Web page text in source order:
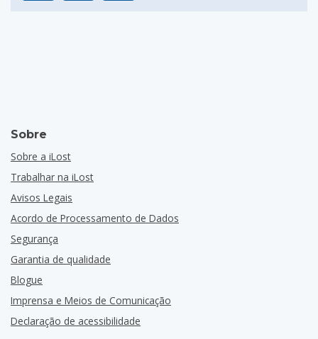
Sobre
Sobre a iLost
Trabalhar na iLost
Avisos Legais
Acordo de Processamento de Dados
Segurança
Garantia de qualidade
Blogue
Imprensa e Meios de Comunicação
Declaração de acessibilidade